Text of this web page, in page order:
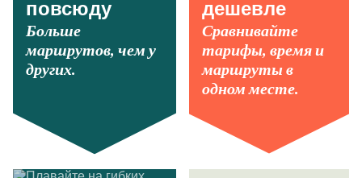
повсюду
Больше
маршрутов, чем у
других.
дешевле
Сравнивайте
тарифы, время и
маршруты в
одном месте.